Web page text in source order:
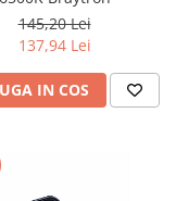
145,20 Lei
137,94 Lei
IN COS